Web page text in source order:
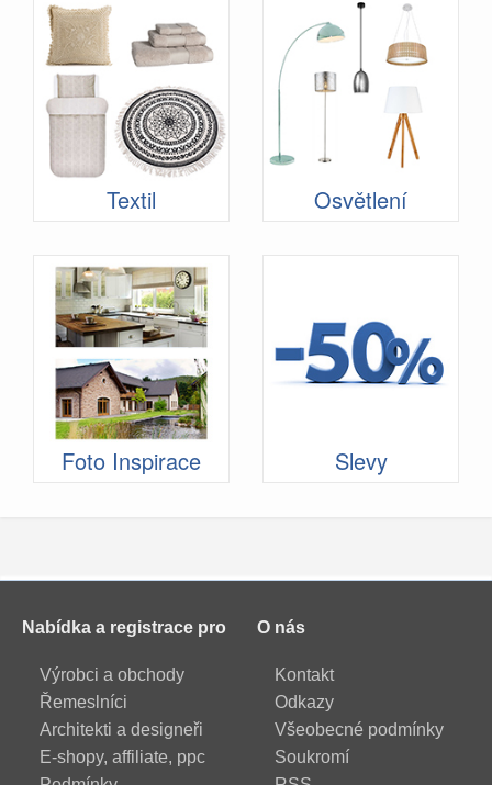
Textil Osvětlení
Foto Inspirace Slevy
Nabídka a registrace pro
Výrobci a obchody
Řemeslníci
Architekti a designeři
E-shopy, affiliate, ppc
O nás
Kontakt
Odkazy
Všeobecné podmínky
Soukromí